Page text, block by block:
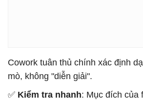
Cowork tuân thủ chính xác định
mò, không "diễn giải".
✅ Kiểm tra nhanh: Mục đích của